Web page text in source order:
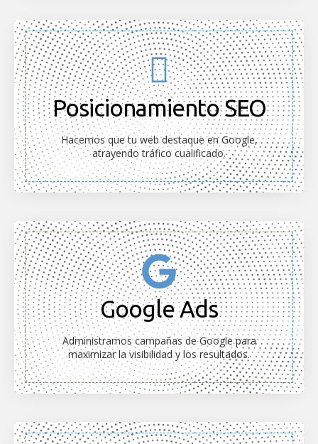
Posicionamiento SEO
Hacemos que tu web destaque en Google,
atrayendo tráfico cualificado.
Google Ads
Administramos campañas de Google para
maximizar la visibilidad y los resultados.